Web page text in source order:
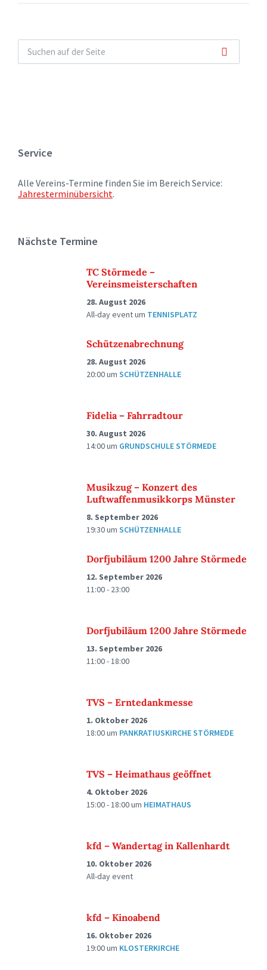
Service
Alle Vereins-Termine finden Sie im Bereich Service:
Jahresterminübersicht.
Nächste Termine
TC Störmede –
Vereinsmeisterschaften
28. August 2026
All-day eventum TENNISPLATZ
Schützenabrechnung
28. August 2026
20:00um SCHÜTZENHALLE
Fidelia – Fahrradtour
30. August 2026
14:00um GRUNDSCHULE STÖRMEDE
Musikzug – Konzert des
Luftwaffenmusikkorps Münster
8. September 2026
19:30um SCHÜTZENHALLE
Dorfjubiläum 1200 Jahre Störmede
12. September 2026
11:00 - 23:00
Dorfjubiläum 1200 Jahre Störmede
13. September 2026
11:00 - 18:00
TVS – Erntedankmesse
1. Oktober 2026
18:00um PANKRATIUSKIRCHE STÖRMEDE
TVS – Heimathaus geöffnet
4. Oktober 2026
15:00 - 18:00um HEIMATHAUS
kfd – Wandertag in Kallenhardt
10. Oktober 2026
All-day event
kfd – Kinoabend
16. Oktober 2026
19:00um KLOSTERKIRCHE